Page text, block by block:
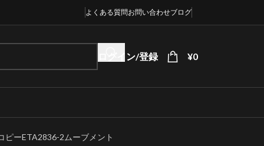
よくある質問お問い合わせブログ
ログイン/登録 ¥0
ピーETA2836-2ムーブメント